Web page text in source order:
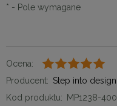
* - Pole wymagane
Ocena:
Producent: Step into design
Kod produktu:
MP1238-400